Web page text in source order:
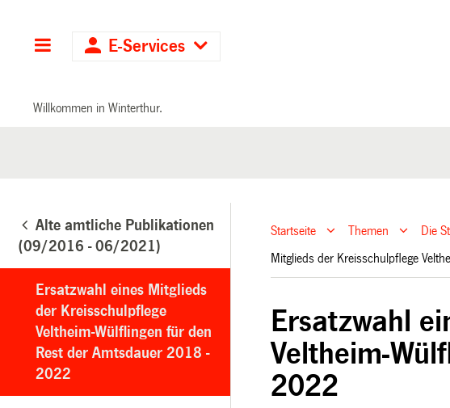
Hauptnavigation
E-Services
Willkommen in Winterthur.
Alte amtliche Publikationen
(09/2016 - 06/2021)
Ersatzwahl eines Mitglieds
der Kreisschulpflege
Veltheim-Wülflingen für den
Rest der Amtsdauer 2018 -
2022
Startseite Themen Die
Mitglieds der Kreisschulpflege
Ersatzwahl
Veltheim-
2022